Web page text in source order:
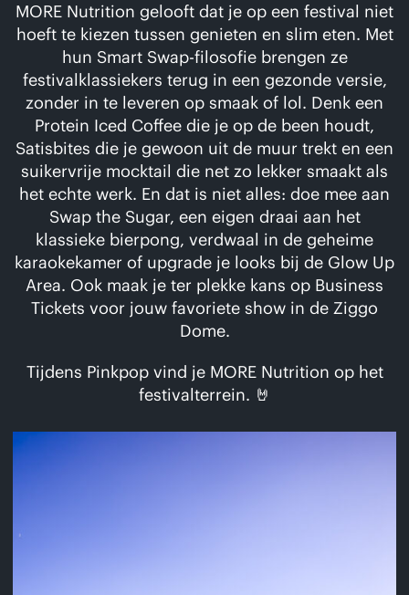
MORE Nutrition gelooft dat je op een festival niet
hoeft te kiezen tussen genieten en slim eten. Met
hun Smart Swap-filosofie brengen ze
festivalklassiekers terug in een gezonde versie,
zonder in te leveren op smaak of lol. Denk een
Protein Iced Coffee die je op de been houdt,
Satisbites die je gewoon uit de muur trekt en een
suikervrije mocktail die net zo lekker smaakt als
het echte werk. En dat is niet alles: doe mee aan
Swap the Sugar, een eigen draai aan het
klassieke bierpong, verdwaal in de geheime
karaokekamer of upgrade je looks bij de Glow Up
Area. Ook maak je ter plekke kans op Business
Tickets voor jouw favoriete show in de Ziggo
Dome.
Tijdens Pinkpop vind je MORE Nutrition op het
festivalterrein. 🤘